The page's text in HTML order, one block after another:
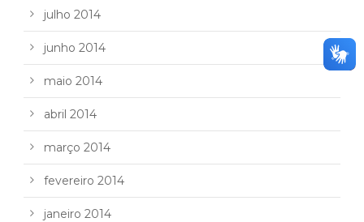
julho 2014
junho 2014
maio 2014
abril 2014
março 2014
fevereiro 2014
janeiro 2014